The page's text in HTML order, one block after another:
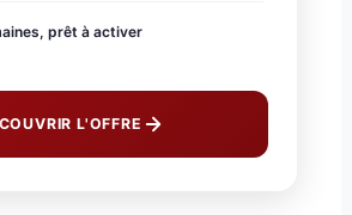
prêt à activer
L'OFFRE